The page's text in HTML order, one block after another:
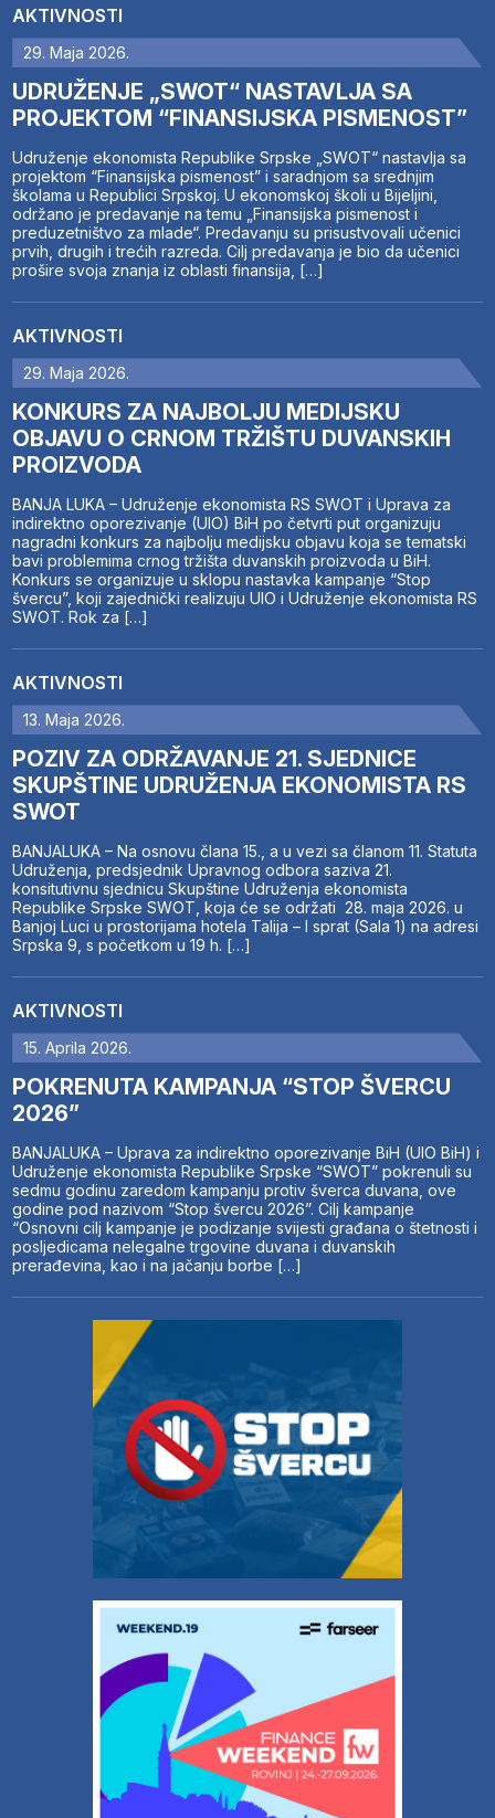
AKTIVNOSTI
29. Maja 2026.
UDRUŽENJE „SWOT“ NASTAVLJA SA
PROJEKTOM “FINANSIJSKA PISMENOST”
Udruženje ekonomista Republike Srpske „SWOT“ nastavlja sa
projektom “Finansijska pismenost” i saradnjom sa srednjim
školama u Republici Srpskoj. U ekonomskoj školi u Bijeljini,
održano je predavanje na temu „Finansijska pismenost i
preduzetništvo za mlade“. Predavanju su prisustvovali učenici
prvih, drugih i trećih razreda. Cilj predavanja je bio da učenici
prošire svoja znanja iz oblasti finansija, […]
AKTIVNOSTI
29. Maja 2026.
KONKURS ZA NAJBOLJU MEDIJSKU
OBJAVU O CRNOM TRŽIŠTU DUVANSKIH
PROIZVODA
BANJA LUKA – Udruženje ekonomista RS SWOT i Uprava za
indirektno oporezivanje (UIO) BiH po četvrti put organizuju
nagradni konkurs za najbolju medijsku objavu koja se tematski
bavi problemima crnog tržišta duvanskih proizvoda u BiH.
Konkurs se organizuje u sklopu nastavka kampanje “Stop
švercu”, koji zajednički realizuju UIO i Udruženje ekonomista RS
SWOT. Rok za […]
AKTIVNOSTI
13. Maja 2026.
POZIV ZA ODRŽAVANJE 21. SJEDNICE
SKUPŠTINE UDRUŽENJA EKONOMISTA RS
SWOT
BANJALUKA – Na osnovu člana 15., a u vezi sa članom 11. Statuta
Udruženja, predsjednik Upravnog odbora saziva 21.
konsitutivnu sjednicu Skupštine Udruženja ekonomista
Republike Srpske SWOT, koja će se održati 28. maja 2026. u
Banjoj Luci u prostorijama hotela Talija – I sprat (Sala 1) na adresi
Srpska 9, s početkom u 19 h. […]
AKTIVNOSTI
15. Aprila 2026.
POKRENUTA KAMPANJA “STOP ŠVERCU
2026”
BANJALUKA – Uprava za indirektno oporezivanje BiH (UIO BiH) i
Udruženje ekonomista Republike Srpske “SWOT” pokrenuli su
sedmu godinu zaredom kampanju protiv šverca duvana, ove
godine pod nazivom “Stop švercu 2026”. Cilj kampanje
“Osnovni cilj kampanje je podizanje svijesti građana o štetnosti i
posljedicama nelegalne trgovine duvana i duvanskih
prerađevina, kao i na jačanju borbe […]